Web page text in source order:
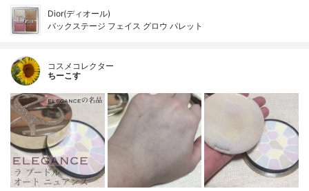
Dior(ディオール)
バックステージ フェイス グロウ パレット
コスメコレクター
ちーこす